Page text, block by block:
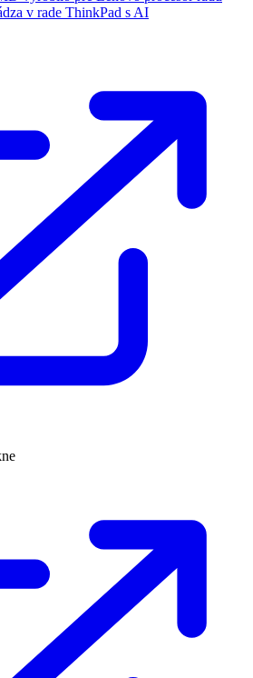
v rade ThinkPad s AI